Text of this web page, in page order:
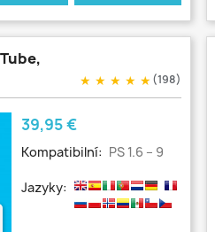
★ ★ ★ ★ ★(198)
Cena
39,95 €
Kompatibilní: PS 1.6 – 9
Jazyky: